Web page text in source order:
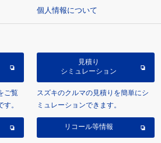
個人情報について
ご覧
。
見積り
シミュレーション
スズキのクルマの見積りを簡単にシ
ミュレーションできます。
リコール等情報